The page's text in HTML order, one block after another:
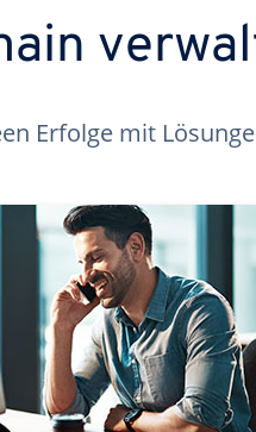
Erfolge mit